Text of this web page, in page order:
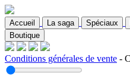
Accueil La saga Spéciaux
Boutique
Conditions générales de vente -